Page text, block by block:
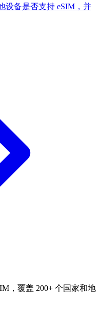
设备是否支持 eSIM，并
，覆盖 200+ 个国家和地